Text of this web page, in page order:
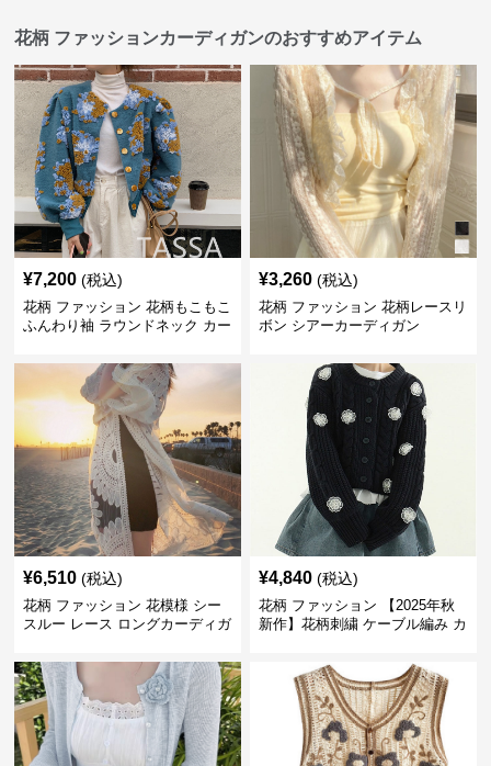
花柄 ファッションカーディガンのおすすめアイテム
¥7,200 (税込)
花柄 ファッション 花柄もこもこ
ふんわり袖 ラウンドネック カー
¥3,260 (税込)
花柄 ファッション 花柄レースリ
ボン シアーカーディガン
¥6,510 (税込)
花柄 ファッション 花模様 シー
スルー レース ロングカーディガ
¥4,840 (税込)
花柄 ファッション 【2025年秋
新作】花柄刺繍 ケーブル編み カ